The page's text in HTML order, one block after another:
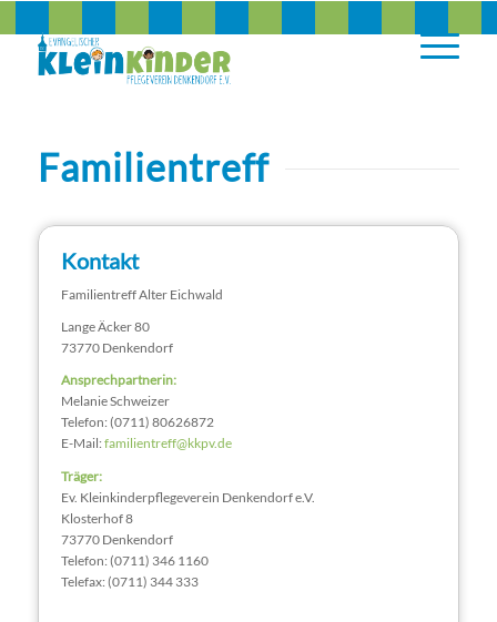
Familientreff
Kontakt
Familientreff Alter Eichwald
Lange Äcker 80
73770 Denkendorf
Ansprechpartnerin:
Melanie Schweizer
Telefon: (0711) 80626872
E-Mail: familientreff@kkpv.de
Träger:
Ev. Kleinkinderpflegeverein Denkendorf e.V.
Klosterhof 8
73770 Denkendorf
Telefon: (0711) 346 1160
Telefax: (0711) 344 333